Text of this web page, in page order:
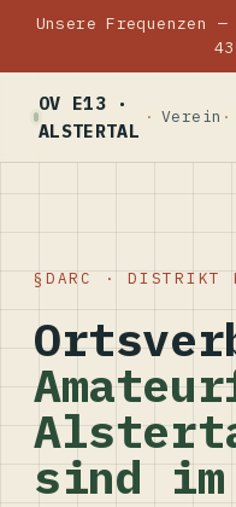
Unsere Frequenzen —
OV E13 ·
ALSTERTAL
Verein
DARC · DISTRIKT
sind im